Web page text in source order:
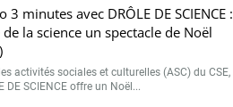
3 minutes avec DRÔLE DE SCIENCE :
la science un spectacle de Noël
activités sociales et culturelles (ASC) du CSE,
DE SCIENCE offre un Noël...